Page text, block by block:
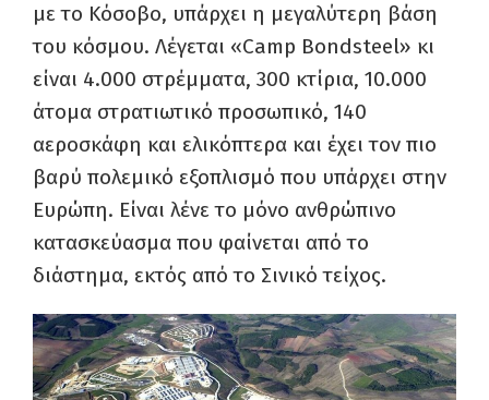
με το Κόσοβο, υπάρχει η μεγαλύτερη βάση
του κόσμου. Λέγεται «Camp Bondsteel» κι
είναι 4.000 στρέμματα, 300 κτίρια, 10.000
άτομα στρατιωτικό προσωπικό, 140
αεροσκάφη και ελικόπτερα και έχει τον πιο
βαρύ πολεμικό εξοπλισμό που υπάρχει στην
Ευρώπη. Είναι λένε το μόνο ανθρώπινο
κατασκεύασμα που φαίνεται από το
διάστημα, εκτός από το Σινικό τείχος.